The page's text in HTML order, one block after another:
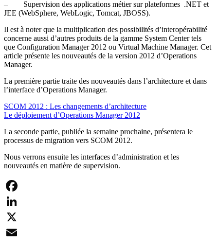
– Supervision des applications métier sur plateformes .NET et
JEE (WebSphere, WebLogic, Tomcat, JBOSS).
Il est à noter que la multiplication des possibilités d’interopérabilité
concerne aussi d’autres produits de la gamme System Center tels
que Configuration Manager 2012 ou Virtual Machine Manager. Cet
article présente les nouveautés de la version 2012 d’Operations
Manager.
La première partie traite des nouveautés dans l’architecture et dans
l’interface d’Operations Manager.
SCOM 2012 : Les changements d’architecture
Le déploiement d’Operations Manager 2012
La seconde partie, publiée la semaine prochaine, présentera le
processus de migration vers SCOM 2012.
Nous verrons ensuite les interfaces d’administration et les
nouveautés en matière de supervision.
Facebook
LinkedIn
X